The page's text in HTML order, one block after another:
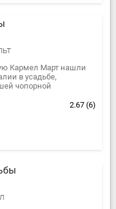
Кармел Март нашли
в усадьбе,
чопорной
ребенком и
2.67 (6)